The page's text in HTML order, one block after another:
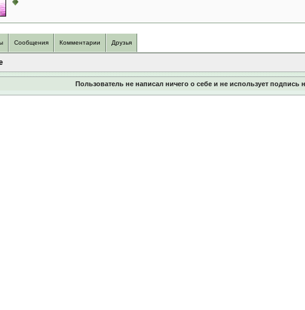
Сообщения Комментарии Друзья
Пользователь не написал ничего о себе и не использует подпись